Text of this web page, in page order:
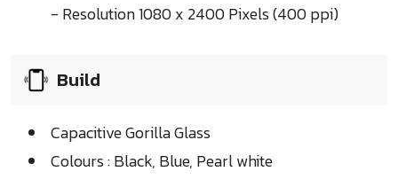
- Resolution 1080 x 2400 Pixels (400 ppi)
Build
Capacitive Gorilla Glass
Colours : Black, Blue, Pearl white